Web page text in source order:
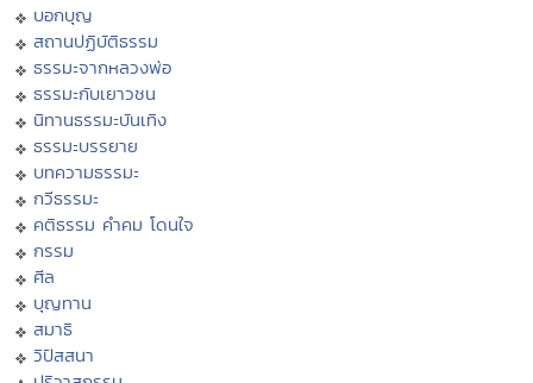
บอกบุญ
สถานปฏิบัติธรรม
ธรรมะจากหลวงพ่อ
ธรรมะกับเยาวชน
นิทานธรรมะบันเทิง
ธรรมะบรรยาย
บทความธรรมะ
กวีธรรมะ
คติธรรม คำคม โดนใจ
กรรม
ศีล
บุญทาน
สมาธิ
วิปัสสนา